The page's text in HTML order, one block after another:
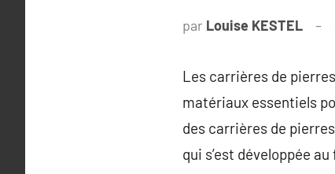
par Louise KESTEL
Les carrières de
matériaux essentiels
des carrières de
qui s’est développée